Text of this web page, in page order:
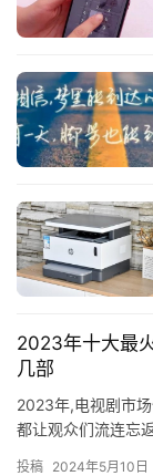
2023年十大最
几部
2023年,电视剧市
都让观众们流连忘
投稿 2024年5月10日